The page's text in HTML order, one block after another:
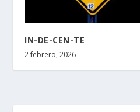
IN-DE-CEN-TE
2 febrero, 2026